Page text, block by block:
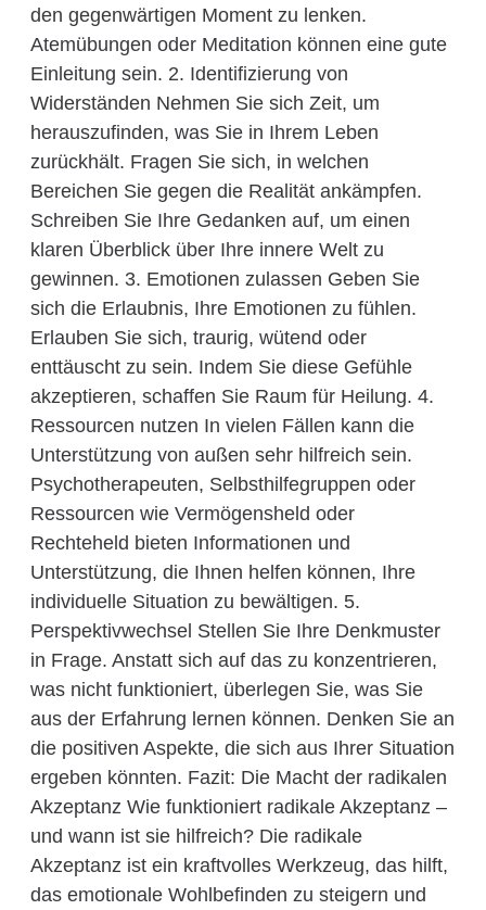
den gegenwärtigen Moment zu lenken.
Atemübungen oder Meditation können eine gute
Einleitung sein. 2. Identifizierung von
Widerständen Nehmen Sie sich Zeit, um
herauszufinden, was Sie in Ihrem Leben
zurückhält. Fragen Sie sich, in welchen
Bereichen Sie gegen die Realität ankämpfen.
Schreiben Sie Ihre Gedanken auf, um einen
klaren Überblick über Ihre innere Welt zu
gewinnen. 3. Emotionen zulassen Geben Sie
sich die Erlaubnis, Ihre Emotionen zu fühlen.
Erlauben Sie sich, traurig, wütend oder
enttäuscht zu sein. Indem Sie diese Gefühle
akzeptieren, schaffen Sie Raum für Heilung. 4.
Ressourcen nutzen In vielen Fällen kann die
Unterstützung von außen sehr hilfreich sein.
Psychotherapeuten, Selbsthilfegruppen oder
Ressourcen wie Vermögensheld oder
Rechteheld bieten Informationen und
Unterstützung, die Ihnen helfen können, Ihre
individuelle Situation zu bewältigen. 5.
Perspektivwechsel Stellen Sie Ihre Denkmuster
in Frage. Anstatt sich auf das zu konzentrieren,
was nicht funktioniert, überlegen Sie, was Sie
aus der Erfahrung lernen können. Denken Sie an
die positiven Aspekte, die sich aus Ihrer Situation
ergeben könnten. Fazit: Die Macht der radikalen
Akzeptanz Wie funktioniert radikale Akzeptanz –
und wann ist sie hilfreich? Die radikale
Akzeptanz ist ein kraftvolles Werkzeug, das hilft,
das emotionale Wohlbefinden zu steigern und